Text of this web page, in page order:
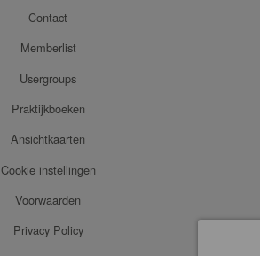
Contact
Memberlist
Usergroups
Praktijkboeken
Ansichtkaarten
Cookie instellingen
Voorwaarden
Privacy Policy